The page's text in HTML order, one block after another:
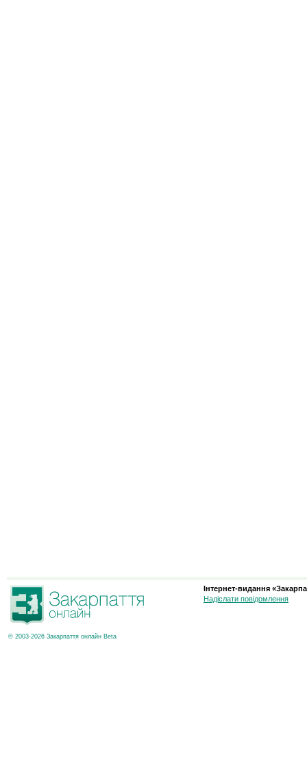
© 2003-2026 Закарпаття онлайн Beta
Інтернет-видання
Надіслати повідомлення